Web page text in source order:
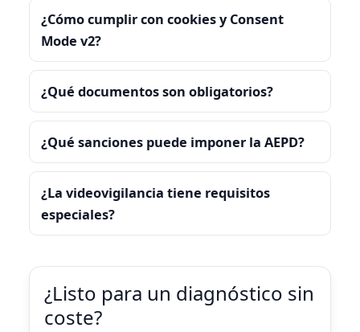
¿Cómo cumplir con cookies y Consent
Mode v2?
¿Qué documentos son obligatorios?
¿Qué sanciones puede imponer la AEPD?
¿La videovigilancia tiene requisitos
especiales?
¿Listo para un diagnóstico sin
coste?